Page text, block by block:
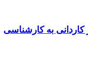
کاردانی به کارشناسی